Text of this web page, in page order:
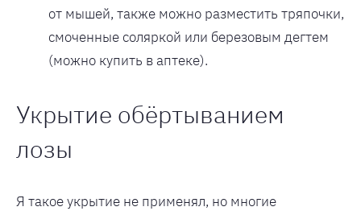
от мышей, также можно разместить тряпочки,
смоченные соляркой или березовым дегтем
(можно купить в аптеке).
Укрытие обёртыванием
лозы
Я такое укрытие не применял, но многие